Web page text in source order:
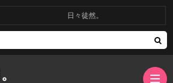
日々徒然。